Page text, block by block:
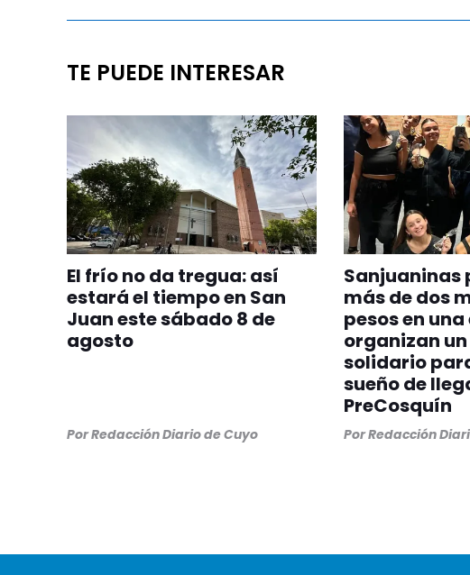
TE PUEDE INTERESAR
El frío no da tregua: así
estará el tiempo en San
Juan este sábado 8 de
agosto
PorRedacción Diario de Cuyo
Sanjuaninas
más de dos
pesos en
organizan
solidario
sueño de
PreCosquín
PorRedacción